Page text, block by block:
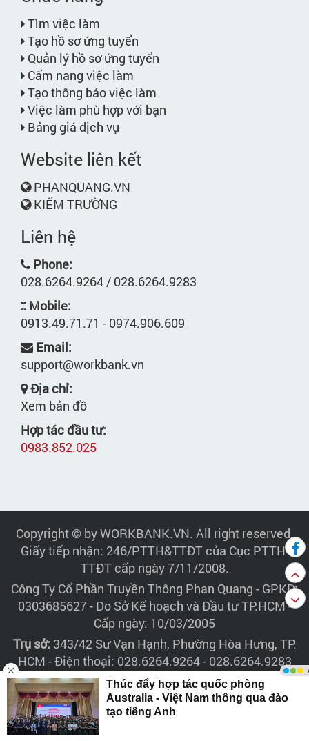
Tìm việc làm
Tạo hồ sơ ứng tuyển
Quản lý hồ sơ ứng tuyển
Cẩm nang việc làm
Tạo thông báo việc làm
Việc làm phù hợp với bạn
Bảng giá dịch vụ
Website liên kết
PHANQUANG.VN
KIẾM TRƯỜNG
Liên hệ
Phone:
028.6264.9264 / 028.6264.9283
Mobile:
0913.49.71.71 - 0974.906.609
Email:
support@workbank.vn
Địa chỉ:
Xem bản đồ
Hợp tác đầu tư:
0983.852.025
Copyright © by WORKBANK.VN. All right reserved.
Giấy tiếp nhận: 246/PTTH&TTĐT của Cục PTTH-
TTĐT cấp ngày 7/11/2008.
Công Ty Cổ Phần Truyền Thông Phan Quang - GPKD:
0303685627 - Do Sở Kế hoạch và Đầu tư TP.HCM -
Cấp ngày: 10/03/2005
Trụ sở: 343/42 Sư Vạn Hạnh, Phường Hòa Hưng, TP.
HCM - Điện thoại: 028.6264.9264 - 028.6264.9283